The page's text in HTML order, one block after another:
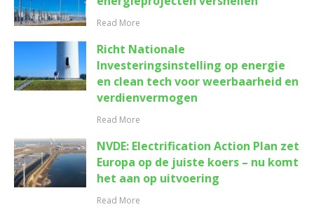
Read More
Richt Nationale
Investeringsinstelling op energie
en clean tech voor weerbaarheid en
verdienvermogen
Read More
NVDE: Electrification Action Plan zet
Europa op de juiste koers – nu komt
het aan op uitvoering
Read More